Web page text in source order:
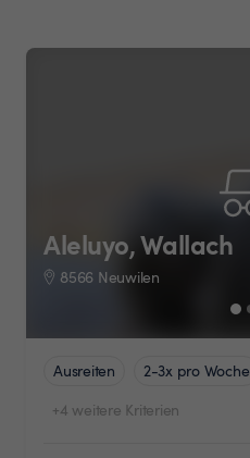
Aleluyo, Wallach
8566 Neuwilen
Ausreiten 2-3x pro Woche
+4 weitere Kriterien